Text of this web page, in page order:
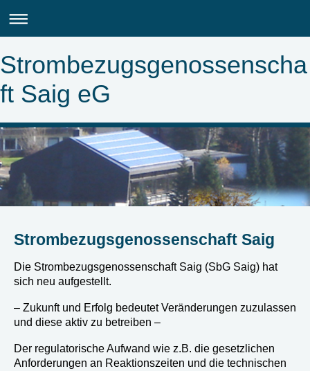
Strombezugsgenossenscha
ft Saig eG
Strombezugsgenossenschaft Saig
Die Strombezugsgenossenschaft Saig (SbG Saig) hat
sich neu aufgestellt.
– Zukunft und Erfolg bedeutet Veränderungen zuzulassen
und diese aktiv zu betreiben –
Der regulatorische Aufwand wie z.B. die gesetzlichen
Anforderungen an Reaktionszeiten und die technischen